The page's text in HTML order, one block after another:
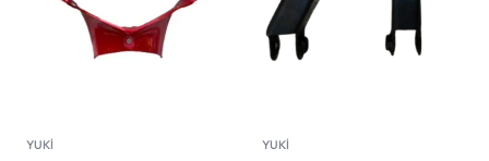
YUKİ YUKİ